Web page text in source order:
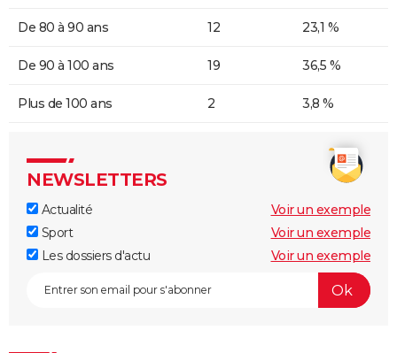
De 80 à 90 ans 12 23,1 %
De 90 à 100 ans 19 36,5 %
Plus de 100 ans 2 3,8 %
NEWSLETTERS
Actualité
Voir un exemple
Sport
Voir un exemple
Les dossiers d'actu
Voir un exemple